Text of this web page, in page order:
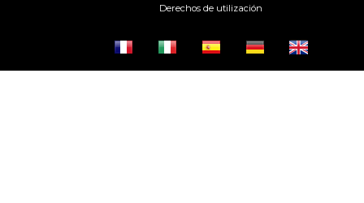
Derechos de utilización